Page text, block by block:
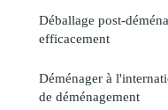
Déballage post-
efficacement
Déménager à
de déménagement